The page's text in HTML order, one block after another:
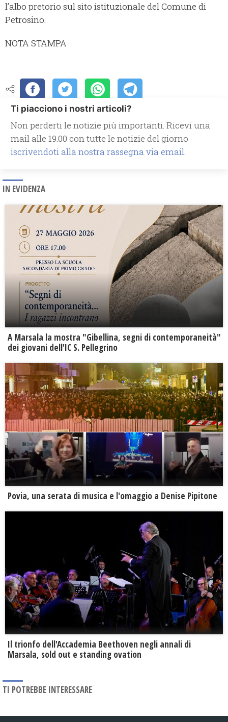
l’albo pretorio sul sito istituzionale del Comune di
Petrosino.
NOTA STAMPA
Ti piacciono i nostri articoli?
Non perderti le notizie più importanti. Ricevi una
mail alle 19.00 con tutte le notizie del giorno
iscrivendoti alla nostra rassegna via email.
IN EVIDENZA
A Marsala la mostra "Gibellina, segni di contemporaneità"
dei giovani dell'IC S. Pellegrino
Povia, una serata di musica e l'omaggio a Denise Pipitone
Il trionfo dell'Accademia Beethoven negli annali di
Marsala, sold out e standing ovation
TI POTREBBE INTERESSARE